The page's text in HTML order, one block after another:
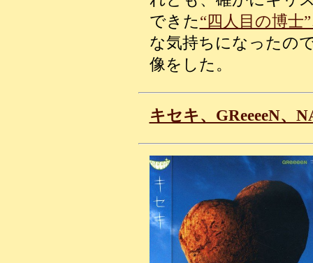
できた“四人目の博士
な気持ちになったの
像をした。
キセキ、GReeeeN、